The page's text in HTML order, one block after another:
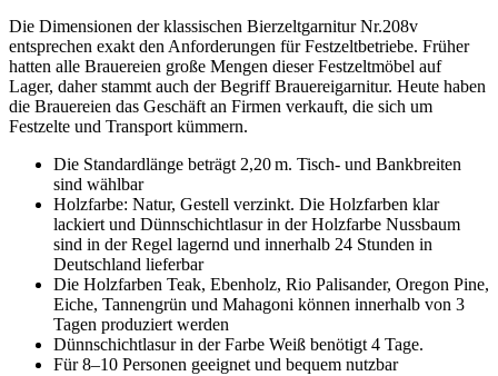
Die Dimensionen der klassischen Bierzeltgarnitur Nr.208v
entsprechen exakt den Anforderungen für Festzeltbetriebe. Früher
hatten alle Brauereien große Mengen dieser Festzeltmöbel auf
Lager, daher stammt auch der Begriff Brauereigarnitur. Heute haben
die Brauereien das Geschäft an Firmen verkauft, die sich um
Festzelte und Transport kümmern.
Die Standardlänge beträgt 2,20 m. Tisch- und Bankbreiten
sind wählbar
Holzfarbe: Natur, Gestell verzinkt. Die Holzfarben klar
lackiert und Dünnschichtlasur in der Holzfarbe Nussbaum
sind in der Regel lagernd und innerhalb 24 Stunden in
Deutschland lieferbar
Die Holzfarben Teak, Ebenholz, Rio Palisander, Oregon Pine,
Eiche, Tannengrün und Mahagoni können innerhalb von 3
Tagen produziert werden
Dünnschichtlasur in der Farbe Weiß benötigt 4 Tage.
Für 8–10 Personen geeignet und bequem nutzbar